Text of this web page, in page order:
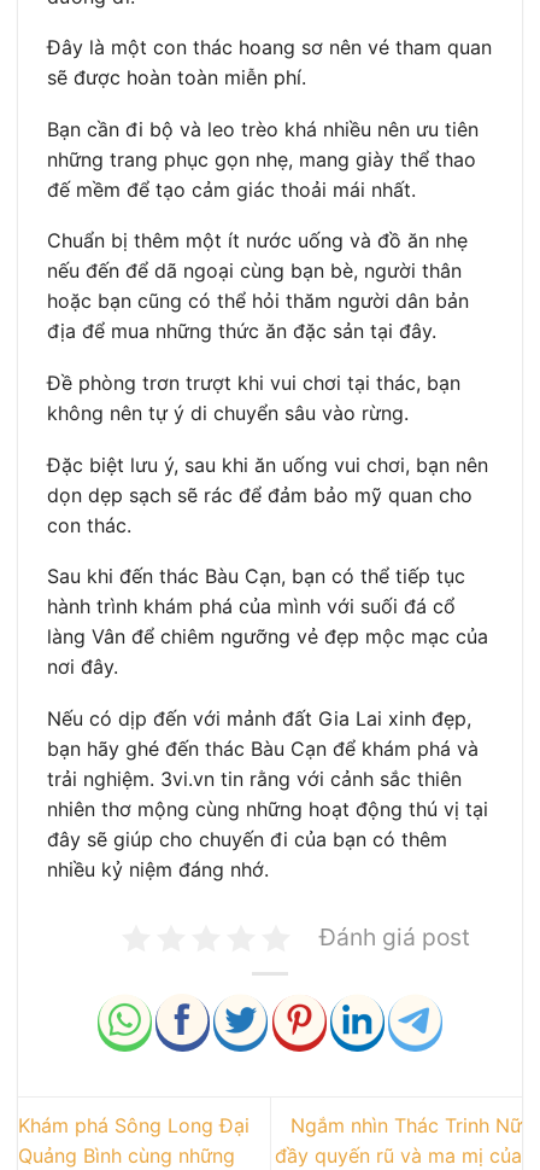
Đây là một con thác hoang sơ nên vé tham quan
sẽ được hoàn toàn miễn phí.
Bạn cần đi bộ và leo trèo khá nhiều nên ưu tiên
những trang phục gọn nhẹ, mang giày thể thao
đế mềm để tạo cảm giác thoải mái nhất.
Chuẩn bị thêm một ít nước uống và đồ ăn nhẹ
nếu đến để dã ngoại cùng bạn bè, người thân
hoặc bạn cũng có thể hỏi thăm người dân bản
địa để mua những thức ăn đặc sản tại đây.
Đề phòng trơn trượt khi vui chơi tại thác, bạn
không nên tự ý di chuyển sâu vào rừng.
Đặc biệt lưu ý, sau khi ăn uống vui chơi, bạn nên
dọn dẹp sạch sẽ rác để đảm bảo mỹ quan cho
con thác.
Sau khi đến thác Bàu Cạn, bạn có thể tiếp tục
hành trình khám phá của mình với suối đá cổ
làng Vân để chiêm ngưỡng vẻ đẹp mộc mạc của
nơi đây.
Nếu có dịp đến với mảnh đất Gia Lai xinh đẹp,
bạn hãy ghé đến thác Bàu Cạn để khám phá và
trải nghiệm. 3vi.vn tin rằng với cảnh sắc thiên
nhiên thơ mộng cùng những hoạt động thú vị tại
đây sẽ giúp cho chuyến đi của bạn có thêm
nhiều kỷ niệm đáng nhớ.
Đánh giá post
Khám phá Sông Long Đại
Quảng Bình cùng những
Ngắm nhìn Thác Trinh Nữ
đầy quyến rũ và ma mị của